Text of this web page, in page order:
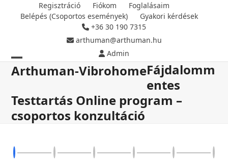
Regisztráció Fiókom
Foglalásaim
Belépés (Csoportos események)
Gyakori kérdések
+36 30 190 7315
arthuman@arthuman.hu
Admin
Arthuman-Vibrohome
Open
menu
Close
menu
Fájdalomm
entes
Testtartás Online program –
csoportos konzultáció